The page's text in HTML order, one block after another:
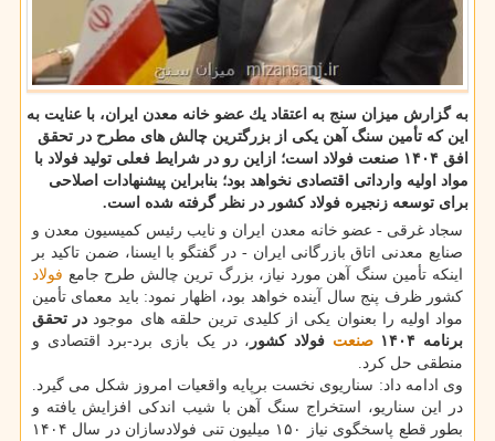
به گزارش میزان سنج به اعتقاد یك عضو خانه معدن ایران، با عنایت به
این كه تأمین سنگ آهن یكی از بزرگترین چالش های مطرح در تحقق
افق ۱۴۰۴ صنعت فولاد است؛ ازاین رو در شرایط فعلی تولید فولاد با
مواد اولیه وارداتی اقتصادی نخواهد بود؛ بنابراین پیشنهادات اصلاحی
برای توسعه زنجیره فولاد كشور در نظر گرفته شده است.
سجاد غرقی - عضو خانه معدن ایران و نایب رئیس کمیسیون معدن و
صنایع معدنی اتاق بازرگانی ایران - در گفتگو با ایسنا، ضمن تاکید بر
اینکه تأمین سنگ آهن مورد نیاز، بزرگ ترین چالش طرح جامع فولاد
کشور ظرف پنج سال آینده خواهد بود، اظهار نمود: باید معمای تأمین
مواد اولیه را بعنوان یکی از کلیدی ترین حلقه های موجود در تحقق
برنامه ۱۴۰۴
صنعت فولاد کشور ، در یک بازی برد-برد اقتصادی و
منطقی حل کرد.
وی ادامه داد: سناریوی نخست برپایه واقعیات امروز شکل می گیرد.
در این سناریو، استخراج سنگ آهن با شیب اندکی افزایش یافته و
بطور قطع پاسخگوی نیاز ۱۵۰ میلیون تنی فولادسازان در سال ۱۴۰۴